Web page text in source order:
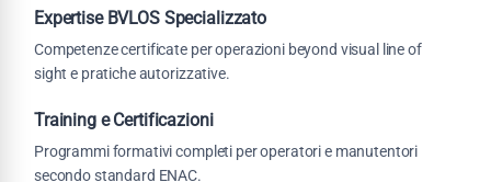
Expertise BVLOS Specializzato
Competenze certificate per operazioni beyond visual line of
sight e pratiche autorizzative.
Training e Certificazioni
Programmi formativi completi per operatori e manutentori
secondo standard ENAC.